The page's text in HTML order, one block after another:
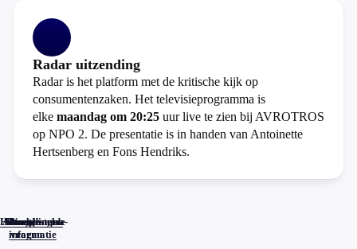
Radar uitzending
Radar is het platform met de kritische kijk op
consumentenzaken. Het televisieprogramma is
elke maandag om 20:25 uur live te zien bij AVROTROS
op NPO 2. De presentatie is in handen van Antoinette
Hertsenberg en Fons Hendriks.
Home
Actueel
Uitzendingen
Reacties
Programma-
informatie
Veelgestelde
vragen